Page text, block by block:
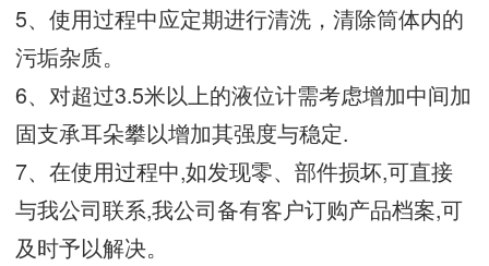
5、使用过程中应定期进行清洗，清除筒体内的
污垢杂质。
6、对超过3.5米以上的液位计需考虑增加中间加
固支承耳朵攀以增加其强度与稳定.
7、在使用过程中,如发现零、部件损坏,可直接
与我公司联系,我公司备有客户订购产品档案,可
及时予以解决。